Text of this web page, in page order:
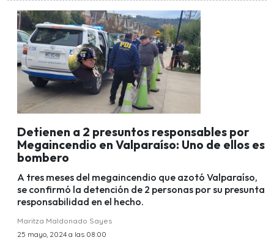
Detienen a 2 presuntos responsables por
Megaincendio en Valparaíso: Uno de ellos es
bombero
A tres meses del megaincendio que azotó Valparaíso,
se confirmó la detención de 2 personas por su presunta
responsabilidad en el hecho.
Maritza Maldonado Sayes
25 mayo, 2024 a las 08:00